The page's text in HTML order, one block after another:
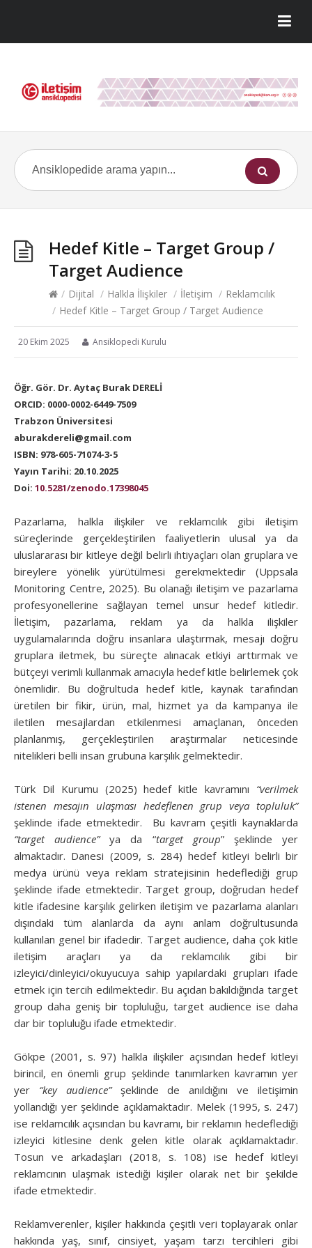
Hedef Kitle – Target Group /
Target Audience
/ Dijital / Halkla İlişkiler / İletişim / Reklamcılık
/ Hedef Kitle – Target Group / Target Audience
20 Ekim 2025 Ansiklopedi Kurulu
Öğr. Gör. Dr. Aytaç Burak DERELİ
ORCID: 0000-0002-6449-7509
Trabzon Üniversitesi
aburakdereli@gmail.com
ISBN: 978-605-71074-3-5
Yayın Tarihi: 20.10.2025
Doi: 10.5281/zenodo.17398045
Pazarlama, halkla ilişkiler ve reklamcılık gibi iletişim
süreçlerinde gerçekleştirilen faaliyetlerin ulusal ya da
uluslararası bir kitleye değil belirli ihtiyaçları olan gruplara ve
bireylere yönelik yürütülmesi gerekmektedir (Uppsala
Monitoring Centre, 2025). Bu olanağı iletişim ve pazarlama
profesyonellerine sağlayan temel unsur hedef kitledir.
İletişim, pazarlama, reklam ya da halkla ilişkiler
uygulamalarında doğru insanlara ulaştırmak, mesajı doğru
gruplara iletmek, bu süreçte alınacak etkiyi arttırmak ve
bütçeyi verimli kullanmak amacıyla hedef kitle belirlemek çok
önemlidir. Bu doğrultuda hedef kitle, kaynak tarafından
üretilen bir fikir, ürün, mal, hizmet ya da kampanya ile
iletilen mesajlardan etkilenmesi amaçlanan, önceden
planlanmış, gerçekleştirilen araştırmalar neticesinde
nitelikleri belli insan grubuna karşılık gelmektedir.
Türk Dil Kurumu (2025) hedef kitle kavramını “verilmek
istenen mesajın ulaşması hedeflenen grup veya topluluk”
şeklinde ifade etmektedir. Bu kavram çeşitli kaynaklarda
“target audience”ya da “target group” şeklinde yer
almaktadır. Danesi (2009, s. 284) hedef kitleyi belirli bir
medya ürünü veya reklam stratejisinin hedeflediği grup
şeklinde ifade etmektedir. Target group, doğrudan hedef
kitle ifadesine karşılık gelirken iletişim ve pazarlama alanları
dışındaki tüm alanlarda da aynı anlam doğrultusunda
kullanılan genel bir ifadedir. Target audience, daha çok kitle
iletişim araçları ya da reklamcılık gibi bir
izleyici/dinleyici/okuyucuya sahip yapılardaki grupları ifade
etmek için tercih edilmektedir. Bu açıdan bakıldığında target
group daha geniş bir topluluğu, target audience ise daha
dar bir topluluğu ifade etmektedir.
Gökpe (2001, s. 97) halkla ilişkiler açısından hedef kitleyi
birincil, en önemli grup şeklinde tanımlarken kavramın yer
yer “key audience” şeklinde de anıldığını ve iletişimin
yollandığı yer şeklinde açıklamaktadır. Melek (1995, s. 247)
ise reklamcılık açısından bu kavramı, bir reklamın hedeflediği
izleyici kitlesine denk gelen kitle olarak açıklamaktadır.
Tosun ve arkadaşları (2018, s. 108) ise hedef kitleyi
reklamcının ulaşmak istediği kişiler olarak net bir şekilde
ifade etmektedir.
Reklamverenler, kişiler hakkında çeşitli veri toplayarak onlar
hakkında yaş, sınıf, cinsiyet, yaşam tarzı tercihleri gibi